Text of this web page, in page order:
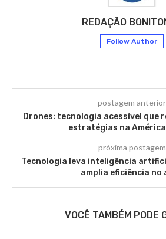
REDAÇÃO
Follow Author
postagem anterior
Drones: tecnologia acessível que
estratégias na
próxima postagem
Tecnologia leva inteligência
amplia eficiência no
VOCÊ TAMBÉM PODE